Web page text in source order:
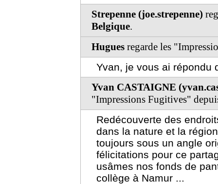
Strepenne (joe.strepenne)
Belgique.
Hugues regarde les
Yvan, je vous ai répondu
Yvan CASTAIGNE
"Impressions Fugitives"
Redécouverte des
dans la nature et la
toujours sous un angle
félicitations pour ce
usâmes nos fonds de
collège à Namur ...